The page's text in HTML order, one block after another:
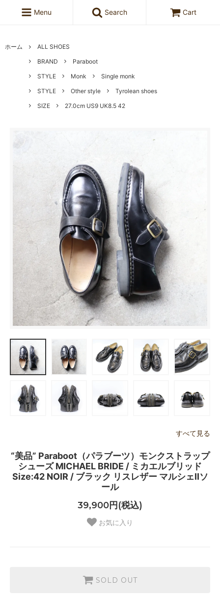
Menu Search Cart
ホーム
ALL SHOES
BRAND
Paraboot
STYLE
Monk
Single monk
STYLE
Other style
Tyrolean shoes
SIZE
27.0cm US9 UK8.5 42
すべて見る
“美品” Paraboot（パラブーツ）モンクストラップ
シューズ MICHAEL BRIDE / ミカエルブリッド
Size:42 NOIR / ブラック リスレザー マルシェIIソ
ール
39,900円(税込)
お気に入り
SOLD OUT